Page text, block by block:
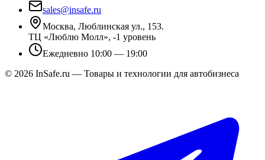
sales@insafe.ru
Москва, Люблинская ул., 153.
ТЦ «Люблю Молл», -1 уровень
Ежедневно 10:00 — 19:00
© 2026 InSafe.ru — Товары и технологии для автобизнеса